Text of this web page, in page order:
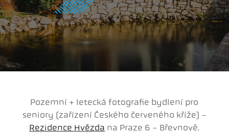
Pozemní + letecká fotografie bydlení pro
seniory (zařízení Českého červeného kříže) -
Rezidence Hvězda na Praze 6 - Břevnově.